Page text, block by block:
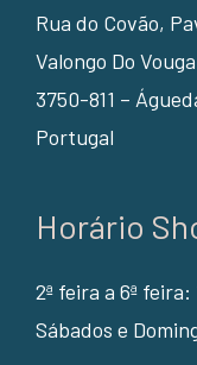
Rua do Covão,
Valongo Do Vouga
3750-811 –
Portugal
Horário
2ª feira a 6ª feira:
Sábados e